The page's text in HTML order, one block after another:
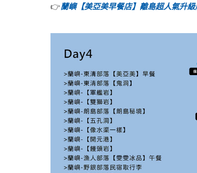
👉蘭嶼【美亞美早餐店】離島超人氣升